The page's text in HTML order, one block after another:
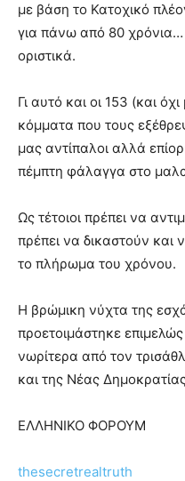
με βάση το Κατοχικό
για πάνω από 80 χρόνια…
οριστικά.
Γι αυτό και οι 153 (και
κόμματα που τους
μας αντίπαλοι αλλά
πέμπτη φάλαγγα στο
Ως τέτοιοι πρέπει να
πρέπει να δικαστούν και
το πλήρωμα του χρόνου.
Η βρώμικη νύχτα της
προετοιμάστηκε
νωρίτερα από τον
και της Νέας
ΕΛΛΗΝΙΚΟ ΦΟΡΟΥΜ
thesecretrealtruth